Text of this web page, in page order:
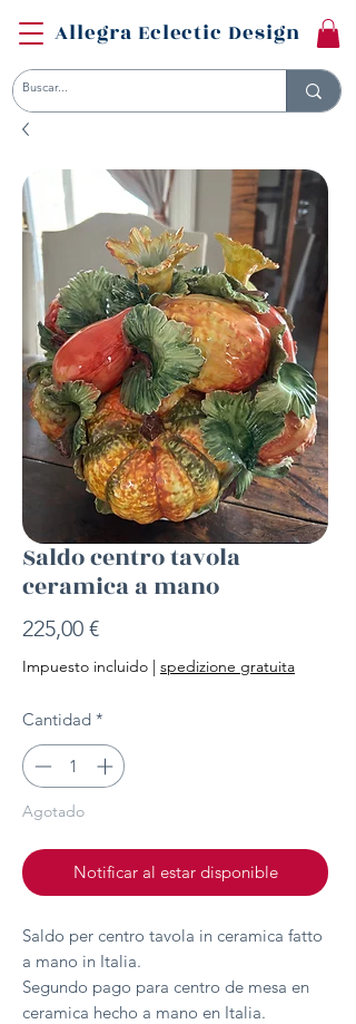
Allegra Eclectic Design
Saldo centro tavola
ceramica a mano
225,00 €Precio
Impuesto incluido | spedizione gratuita
Cantidad *
Agotado
Notificar al estar disponible
Saldo per centro tavola in ceramica fatto
a mano in Italia.
Segundo pago para centro de mesa en
ceramica hecho a mano en Italia.